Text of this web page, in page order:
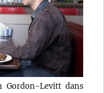
Gordon-Levitt dans